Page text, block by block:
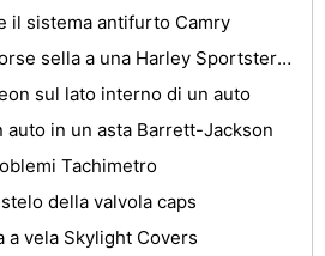
il sistema antifurto Camry
Come installare borse sella a una Harley Sportster 1996
sul lato interno di un auto
auto in un asta Barrett-Jackson
Tachimetro
della valvola caps
a vela Skylight Covers